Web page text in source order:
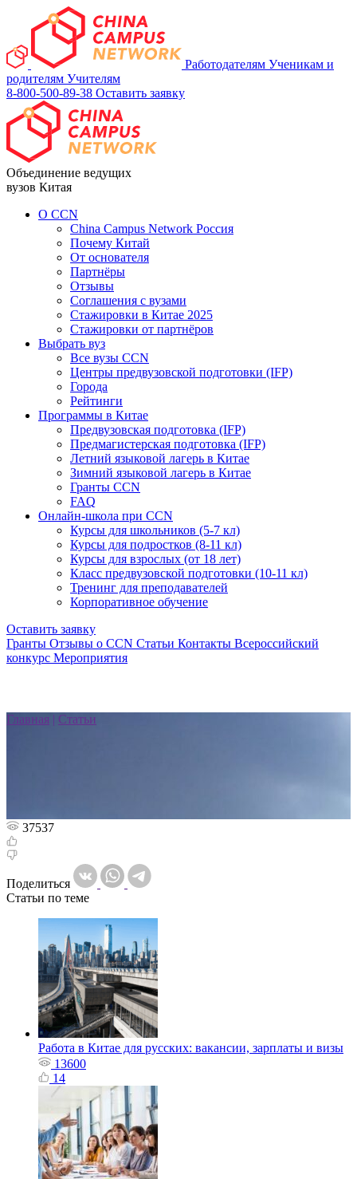
Работодателям Ученикам и
родителям Учителям
8-800-500-89-38 Оставить заявку
Объединение ведущих
вузов Китая
О ССN
China Campus Network Россия
Почему Китай
От основателя
Партнёры
Отзывы
Соглашения с вузами
Стажировки в Китае 2025
Стажировки от партнёров
Выбрать вуз
Все вузы CCN
Центры предвузовской подготовки (IFP)
Города
Рейтинги
Программы в Китае
Предвузовская подготовка (IFP)
Предмагистерская подготовка (IFP)
Летний языковой лагерь в Китае
Зимний языковой лагерь в Китае
Гранты CCN
FAQ
Онлайн-школа при CCN
Курсы для школьников (5-7 кл)
Курсы для подростков (8-11 кл)
Курсы для взрослых (от 18 лет)
Класс предвузовской подготовки (10-11 кл)
Тренинг для преподавателей
Корпоративное обучение
Оставить заявку
Гранты Отзывы о CCN Статьи Контакты Всероссийский
конкурс Мероприятия
Главная | Статьи
37537
Поделиться
Статьи по теме
Работа в Китае для русских: вакансии, зарплаты и визы
13600
14